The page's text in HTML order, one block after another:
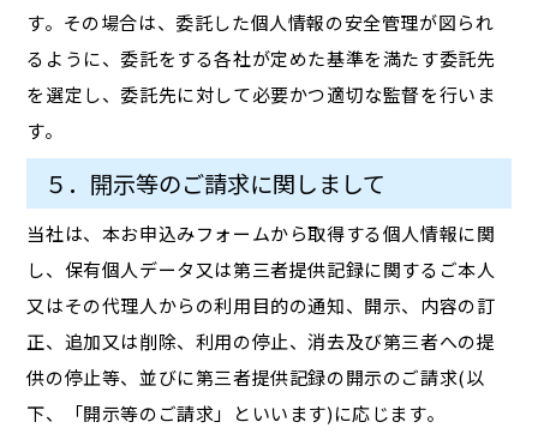
す。その場合は、委託した個人情報の安全管理が図られ
るように、委託をする各社が定めた基準を満たす委託先
を選定し、委託先に対して必要かつ適切な監督を行いま
す。
５．開示等のご請求に関しまして
当社は、本お申込みフォームから取得する個人情報に関
し、保有個人データ又は第三者提供記録に関するご本人
又はその代理人からの利用目的の通知、開示、内容の訂
正、追加又は削除、利用の停止、消去及び第三者への提
供の停止等、並びに第三者提供記録の開示のご請求(以
下、「開示等のご請求」といいます)に応じます。